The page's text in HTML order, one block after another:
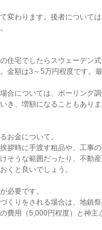
変わります。後者について
住宅でしたらスウェーデン
金額は3～5万円程度です。
合については、ボーリング
き、増額になることもありま
お金について。
拶時に手渡す粗品や、工事
そうな範囲だったり、不動
くと良いでしょう。
必要です。
くりをされる場合は、地鎮
費用（5,000円程度）と神主